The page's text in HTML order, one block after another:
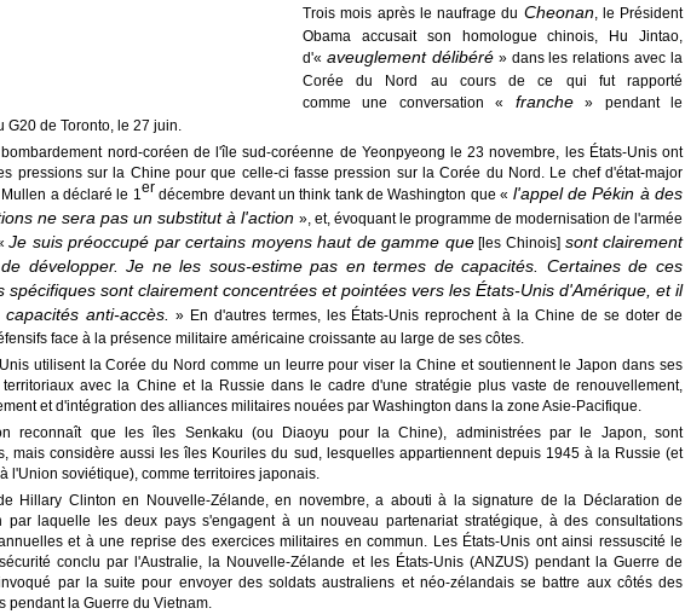
Trois mois après le naufrage du Cheonan, le Président
Obama accusait son homologue chinois, Hu Jintao,
d'« aveuglement délibéré» dans les relations avec la
Corée du Nord au cours de ce qui fut rapporté
comme une conversation « franche» pendant le
G20 de Toronto, le 27 juin.
nord-coréen de l'île sud-coréenne de Yeonpyeong le 23 novembre, les États-Unis ont
pressions sur la Chine pour que celle-ci fasse pression sur la Corée du Nord. Le chef d'état-major
a déclaré le 1er décembre devant un think tank de Washington que « l'appel de Pékin à des
ne sera pas un substitut à l'action », et, évoquant le programme de modernisation de l'armée
Je suis préoccupé par certains moyens haut de gamme que[les Chinois] sont clairement
développer. Je ne les sous-estime pas en termes de capacités. Certaines de ces
spécifiques sont clairement concentrées et pointées vers les États-Unis d'Amérique, et il
anti-accès. » En d'autres termes, les États-Unis reprochent à la Chine de se doter de
face à la présence militaire américaine croissante au large de ses côtes.
utilisent la Corée du Nord comme un leurre pour viser la Chine et soutiennent le Japon dans ses
territoriaux avec la Chine et la Russie dans le cadre d'une stratégie plus vaste de renouvellement,
et d'intégration des alliances militaires nouées par Washington dans la zone Asie-Pacifique.
reconnaît que les îles Senkaku (ou Diaoyu pour la Chine), administrées par le Japon, sont
mais considère aussi les îles Kouriles du sud, lesquelles appartiennent depuis 1945 à la Russie (et
l'Union soviétique), comme territoires japonais.
Hillary Clinton en Nouvelle-Zélande, en novembre, a abouti à la signature de la Déclaration de
par laquelle les deux pays s'engagent à un nouveau partenariat stratégique, à des consultations
et à une reprise des exercices militaires en commun. Les États-Unis ont ainsi ressuscité le
conclu par l'Australie, la Nouvelle-Zélande et les États-Unis (ANZUS) pendant la Guerre de
par la suite pour envoyer des soldats australiens et néo-zélandais se battre aux côtés des
pendant la Guerre du Vietnam.